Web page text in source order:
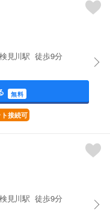
見川駅 徒歩9分
無料
接続可
見川駅 徒歩9分